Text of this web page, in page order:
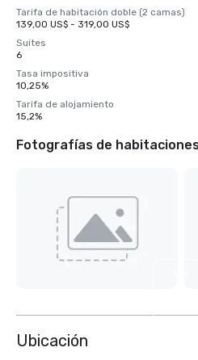
Tarifa de habitación doble (2 camas)
139,00 US$ - 319,00 US$
Suites
6
Tasa impositiva
10,25%
Tarifa de alojamiento
15,2%
Fotografías de
Ubicación